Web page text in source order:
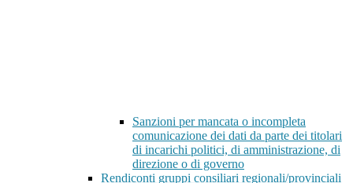
Sanzioni per mancata o incompleta
comunicazione dei dati da parte dei titolari
di incarichi politici, di amministrazione, di
direzione o di governo
Rendiconti gruppi consiliari regionali/provinciali